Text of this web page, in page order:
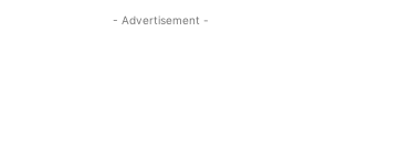
- Advertisement -